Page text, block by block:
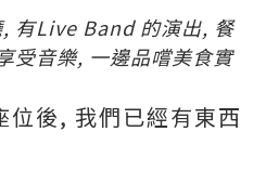
有Live Band 的演出, 餐
受音樂, 一邊品嚐美食實
位後, 我們已經有東西